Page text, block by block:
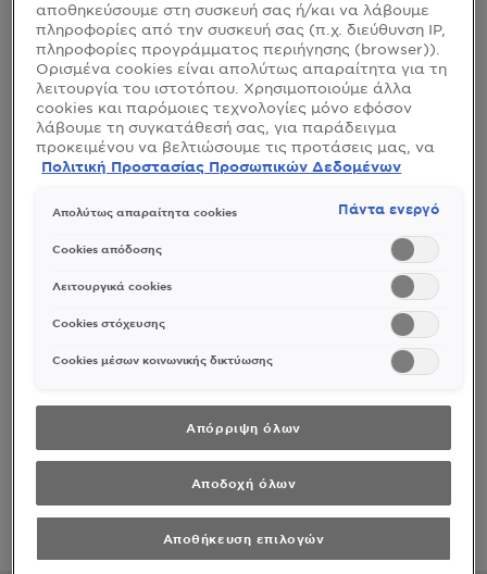
ΜΑΛΛΙΑ ΕΠΙΔΕΡΜΙΔΑ
ΒΑΦΕΣ ΜΑΛΛΙΩΝ
αποθηκεύσουμε στη συσκευή σας ή/και να λάβουμε
πληροφορίες από την συσκευή σας (π.χ. διεύθυνση IP,
πληροφορίες προγράμματος περιήγησης (browser)).
Ορισμένα cookies είναι απολύτως απαραίτητα για τη
λειτουργία του ιστοτόπου. Χρησιμοποιούμε άλλα
cookies και παρόμοιες τεχνολογίες μόνο εφόσον
λάβουμε τη συγκατάθεσή σας, για παράδειγμα
προκειμένου να βελτιώσουμε τις προτάσεις μας, να
αναλύσουμε τη χρήση, να προσαρμόσουμε το
αναγνωρίσουμε τον browser/ τη συσκευή σας για τη
δημιουργία προφίλ με τα ενδιαφέροντά σας και να
σας δείχνουμε σχετικό διαφημιστικό περιεχόμενο σε
αποδεχθείτε cookies τα οποία δεν είναι απαραίτητα
(«Αποδοχή όλων»), να τα απορρίψετε («Απόρριψη
όλων») ή να ρυθμίσετε και να αποθηκεύσετε τις
επιλογές σας («Αποθήκευση επιλογών»). Μπορείτε
επίσης, ανά πάσα στιγμή, να ελέγξετε και να
ρυθμίσετε εκ νέου τις επιλογές σας (επιλέγοντας το
πληροφορίες μπορείτε να βρείτε στην
Πολιτική Προστασίας Προσωπικών Δεδομένων
Απολύτως απαραίτητα cookies Πάντα ενεργό
Cookies απόδοσης
Λειτουργικά cookies
Cookies στόχευσης
Cookies μέσων κοινωνικής δικτύωσης
Απόρριψη όλων
Αποδοχή όλων
Αποθήκευση επιλογών